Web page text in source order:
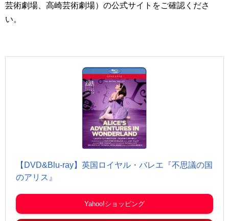
芸術劇場、高崎芸術劇場）の公式サイトをご確認くださ
い。
【DVD&Blu-ray】英国ロイヤル・バレエ『不思議の国
のアリス』
Yahoo!ショッピング